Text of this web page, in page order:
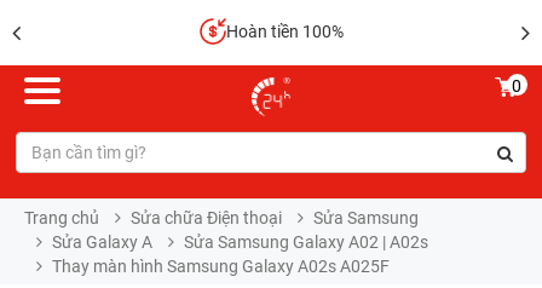
Hoàn tiền 100%
0
Trang chủ Sửa chữa Điện thoại
Sửa Samsung
Sửa Galaxy A
Sửa Samsung Galaxy A02 | A02s
Thay màn hình Samsung Galaxy A02s A025F